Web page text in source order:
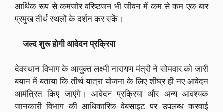
आर्थिक रूप से कमजोर वरिष्ठजन भी जीवन में कम से कम एक बार
प्रमुख तीर्थ स्थलों के दर्शन कर सकें।
जल्द शुरू होगी आवेदन प्रक्रिया
देवस्थान विभाग के आयुक्त लक्ष्मी नारायण मंत्री ने सोमवार को जारी
बयान में बताया कि तीर्थ यात्रा योजना के लिए शीघ्र ही नए आवेदन
आमंत्रित किए जाएंगे। आवेदन प्रक्रिया और अन्य आवश्यक
जानकारी विभाग की आधिकारिक वेबसाइट पर उपलब्ध करवाई